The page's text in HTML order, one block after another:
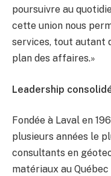
poursuivre au
cette union nous
services, tout autant
plan des affaires.»
Leadership
Fondée à Laval en
plusieurs années le
consultants en
matériaux au